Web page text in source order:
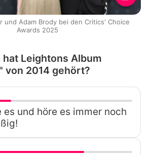
und Adam Brody bei den Critics' Choice
Awards 2025
Leightons Album
von 2014 gehört?
es und höre es immer noch